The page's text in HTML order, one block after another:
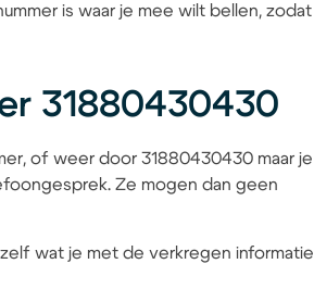
is waar je mee wilt bellen, zodat
31880430430
of weer door 31880430430 maar je
Ze mogen dan geen
wat je met de verkregen informatie